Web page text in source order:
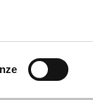
EVENTI